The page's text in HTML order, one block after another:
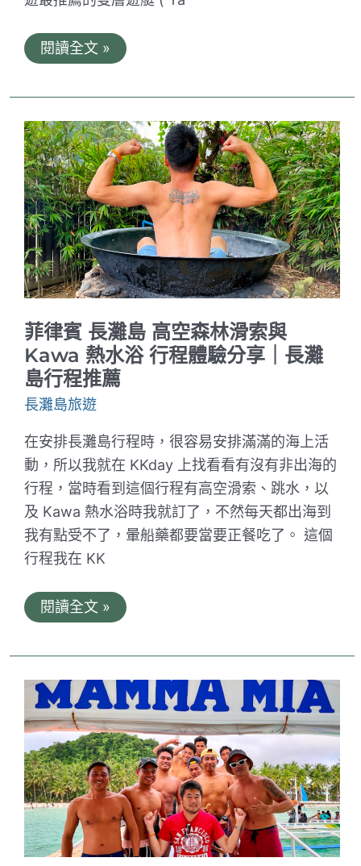
菲
律
島
看
夕
陽
日
落
遊
船
雙
層
遊
艇
(
)
體
驗
分
享
｜
出
看
夕
陽
長
灘
島
推
薦
行
程
閱讀全文 »
菲律賓 長灘島 高空森林滑索與
Kawa 熱水浴 行程體驗分享｜長灘
島行程推薦
長灘島旅遊
在安排長灘島行程時，很容易安排滿滿的海上活
動，所以我就在 KKday 上找看看有沒有非出海的
行程，當時看到這個行程有高空滑索、跳水，以
及 Kawa 熱水浴時我就訂了，不然每天都出海到
我有點受不了，暈船藥都要當要正餐吃了。 這個
行程我在 KK
菲
律
島
高
空
森
林
滑
索
與
Kawa
熱
水
浴
行
閱讀全文 »